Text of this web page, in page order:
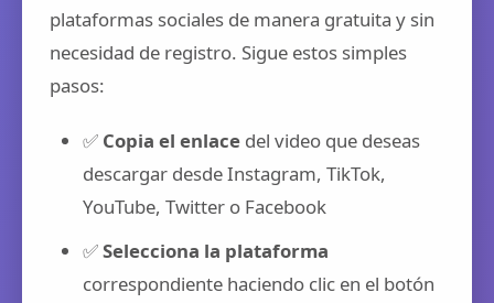
plataformas sociales de manera gratuita y sin
necesidad de registro. Sigue estos simples
pasos:
✅ Copia el enlace del video que deseas
descargar desde Instagram, TikTok,
YouTube, Twitter o Facebook
✅Selecciona la plataforma
correspondiente haciendo clic en el botón